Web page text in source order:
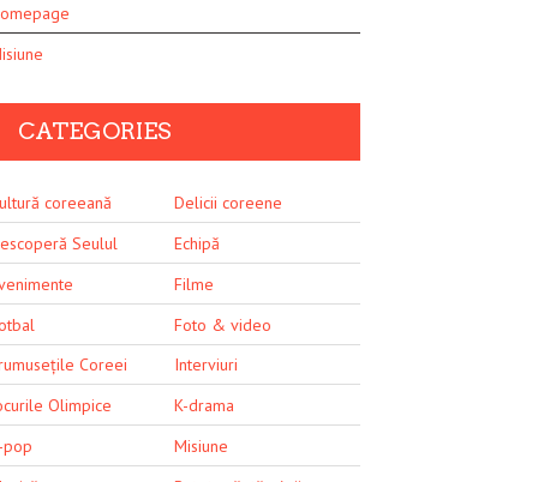
CATEGORIES
coreeană
Delicii coreene
Seulul
Echipă
Filme
Foto & video
Coreei
Interviuri
Olimpice
K-drama
pop
Misiune